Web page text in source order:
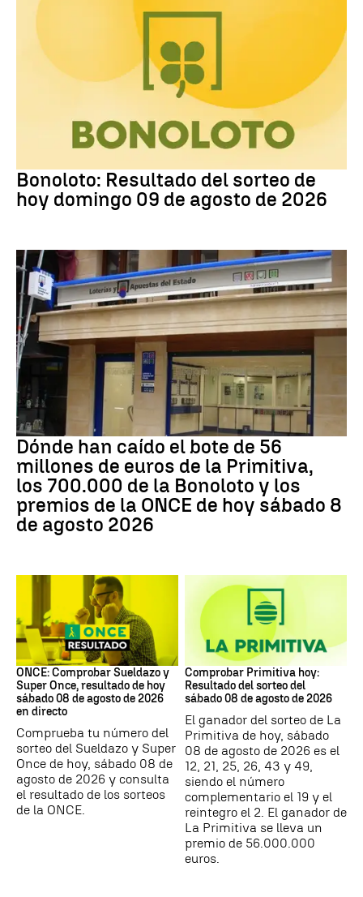
Bonoloto: Resultado del sorteo de
hoy domingo 09 de agosto de 2026
Loterías
Dónde han caído el bote de 56
millones de euros de la Primitiva,
los 700.000 de la Bonoloto y los
premios de la ONCE de hoy sábado 8
de agosto 2026
ONCE
ONCE: Comprobar Sueldazo y
Super Once, resultado de hoy
sábado 08 de agosto de 2026
en directo
Comprueba tu número del
sorteo del Sueldazo y Super
Once de hoy, sábado 08 de
agosto de 2026 y consulta
el resultado de los sorteos
de la ONCE.
Lotería Primitiva de España
Comprobar Primitiva hoy:
Resultado del sorteo del
sábado 08 de agosto de 2026
El ganador del sorteo de La
Primitiva de hoy, sábado
08 de agosto de 2026 es el
12, 21, 25, 26, 43 y 49,
siendo el número
complementario el 19 y el
reintegro el 2. El ganador de
La Primitiva se lleva un
premio de 56.000.000
euros.